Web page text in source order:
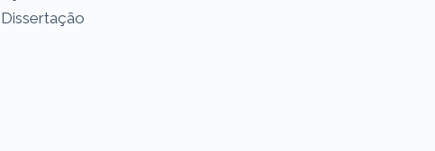
Dissertação